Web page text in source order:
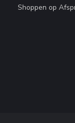
Shoppen op